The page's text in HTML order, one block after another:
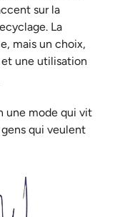
sur la
La
mais un choix,
une utilisation
une mode qui vit
qui veulent